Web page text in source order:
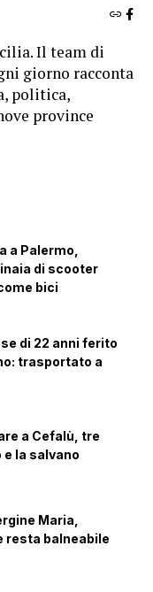
Il team di
giorno racconta
politica,
province
a Palermo,
di scooter
bici
di 22 anni ferito
trasportato a
a Cefalù, tre
la salvano
Maria,
resta balneabile